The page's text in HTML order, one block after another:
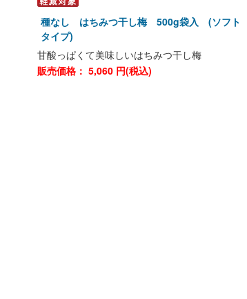
種なし はちみつ干し梅 500g袋入 (ソフト
タイプ)
甘酸っぱくて美味しいはちみつ干し梅
販売価格： 5,060 円(税込)